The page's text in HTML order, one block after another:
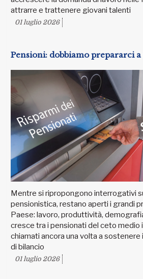
attrarre e trattenere giovani talenti
01 luglio 2026
Pensioni: dobbiamo prepararci
Mentre si ripropongono interrogativi
pensionistica, restano aperti i grandi
Paese: lavoro, produttività,
cresce tra i pensionati del ceto medio
chiamati ancora una volta a sostenere
di bilancio
01 luglio 2026